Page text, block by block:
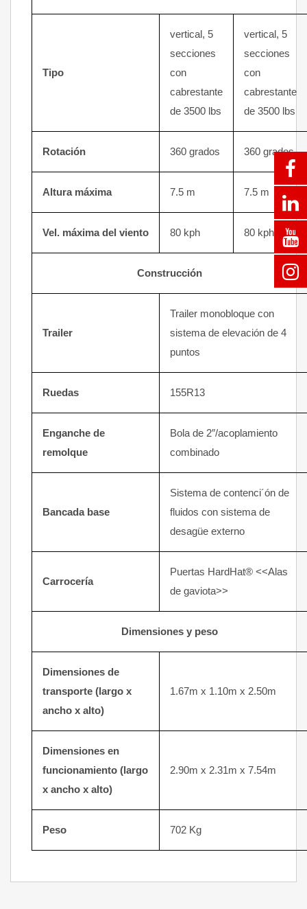
Tipo
vertical, 5
secciones
con
cabrestante
de 3500 lbs
vertical, 5
secciones
con
cabrestante
de 3500 lbs
Rotación 360 grados 360 grados
Altura máxima 7.5 m 7.5 m
Vel. máxima del viento 80 kph 80 kph
Construcción
Trailer
Trailer monobloque con
sistema de elevación de 4
puntos
Ruedas 155R13
Enganche de
remolque
Bola de 2″/acoplamiento
combinado
Bancada base
Sistema de contenci´ón de
fluidos con sistema de
desagüe externo
Carrocería
Puertas HardHat® <<Alas
de gaviota>>
Dimensiones y peso
Dimensiones de
transporte (largo x
ancho x alto)
1.67m x 1.10m x 2.50m
Dimensiones en
funcionamiento (largo
x ancho x alto)
2.90m x 2.31m x 7.54m
Peso 702 Kg